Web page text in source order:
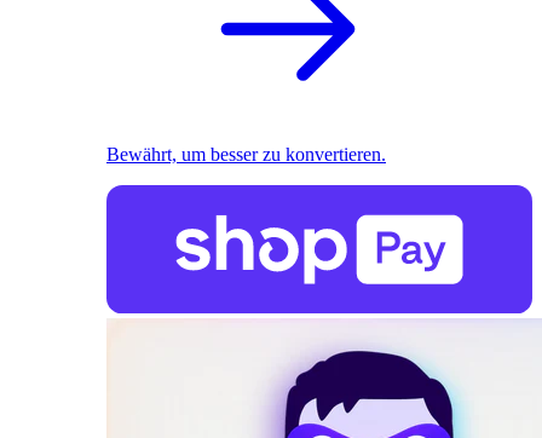
Bewährt, um besser zu konvertieren.